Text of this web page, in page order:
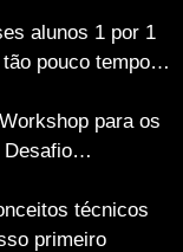
alunos 1 por 1
pouco tempo…
para os
Desafio…
técnicos
primeiro